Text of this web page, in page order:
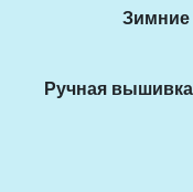
Зимние
Ручная